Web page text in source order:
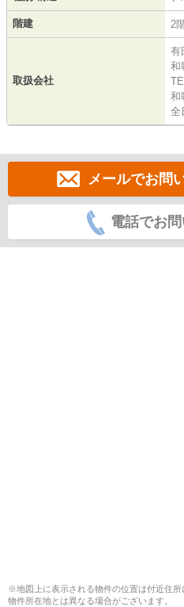
階建 2
取扱会社
有
和
和
全
メールでお問
電話でお
※地図上に表示される物件の位置は付近住
物件所在地とは異なる場合がございます。